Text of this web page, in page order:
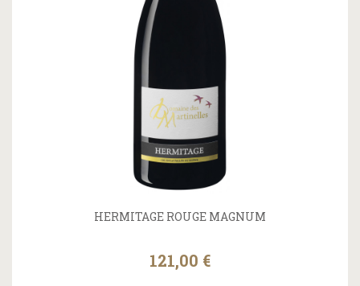
HERMITAGE ROUGE MAGNUM
121,00 €